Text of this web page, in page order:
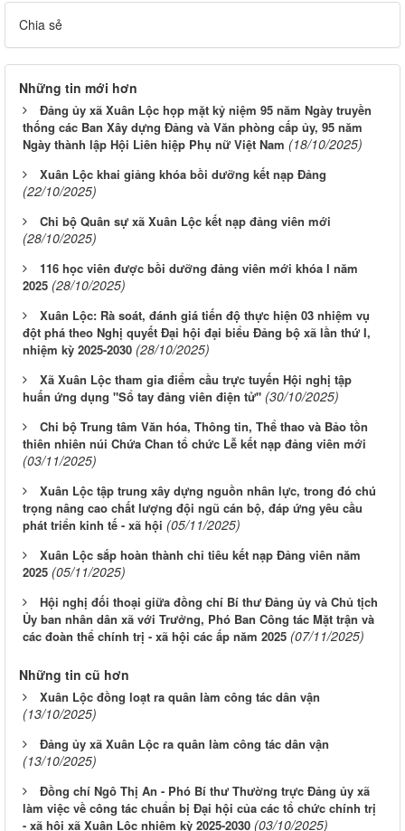
Chia sẻ
Những tin mới hơn
Đảng ủy xã Xuân Lộc họp mặt kỷ niệm 95 năm Ngày truyền
thống các Ban Xây dựng Đảng và Văn phòng cấp ủy, 95 năm
Ngày thành lập Hội Liên hiệp Phụ nữ Việt Nam (18/10/2025)
Xuân Lộc khai giảng khóa bồi dưỡng kết nạp Đảng
(22/10/2025)
Chi bộ Quân sự xã Xuân Lộc kết nạp đảng viên mới
(28/10/2025)
116 học viên được bồi dưỡng đảng viên mới khóa I năm
2025 (28/10/2025)
Xuân Lộc: Rà soát, đánh giá tiến độ thực hiện 03 nhiệm vụ
đột phá theo Nghị quyết Đại hội đại biểu Đảng bộ xã lần thứ I,
nhiệm kỳ 2025-2030 (28/10/2025)
Xã Xuân Lộc tham gia điểm cầu trực tuyến Hội nghị tập
huấn ứng dụng "Sổ tay đảng viên điện tử" (30/10/2025)
Chi bộ Trung tâm Văn hóa, Thông tin, Thể thao và Bảo tồn
thiên nhiên núi Chứa Chan tổ chức Lễ kết nạp đảng viên mới
(03/11/2025)
Xuân Lộc tập trung xây dựng nguồn nhân lực, trong đó chú
trọng nâng cao chất lượng đội ngũ cán bộ, đáp ứng yêu cầu
phát triển kinh tế - xã hội (05/11/2025)
Xuân Lộc sắp hoàn thành chỉ tiêu kết nạp Đảng viên năm
2025 (05/11/2025)
Hội nghị đối thoại giữa đồng chí Bí thư Đảng ủy và Chủ tịch
Ủy ban nhân dân xã với Trưởng, Phó Ban Công tác Mặt trận và
các đoàn thể chính trị - xã hội các ấp năm 2025 (07/11/2025)
Những tin cũ hơn
Xuân Lộc đồng loạt ra quân làm công tác dân vận
(13/10/2025)
Đảng ủy xã Xuân Lộc ra quân làm công tác dân vận
(13/10/2025)
Đồng chí Ngô Thị An - Phó Bí thư Thường trực Đảng ủy xã
làm việc về công tác chuẩn bị Đại hội của các tổ chức chính trị
- xã hội xã Xuân Lộc nhiệm kỳ 2025-2030 (03/10/2025)